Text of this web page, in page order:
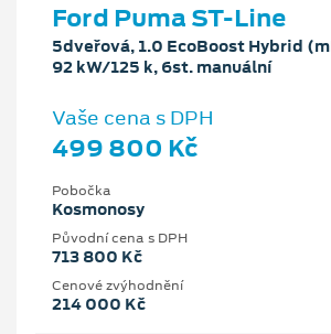
Ford Puma ST-Line
5dveřová, 1.0 EcoBoost Hybrid
92 kW/125 k, 6st. manuální
Vaše cena s DPH
499 800 Kč
Pobočka
Kosmonosy
Původní cena s DPH
713 800 Kč
Cenové zvýhodnění
214 000 Kč